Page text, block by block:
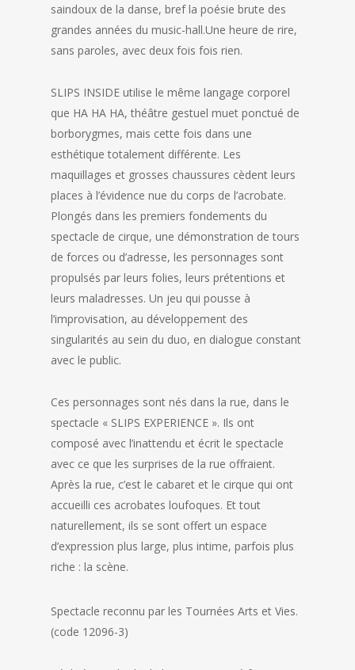
saindoux de la danse, bref la poésie brute des
grandes années du music-hall.Une heure de rire,
sans paroles, avec deux fois fois rien.
SLIPS INSIDE utilise le même langage corporel
que HA HA HA, théâtre gestuel muet ponctué de
borborygmes, mais cette fois dans une
esthétique totalement différente. Les
maquillages et grosses chaussures cèdent leurs
places à l’évidence nue du corps de l’acrobate.
Plongés dans les premiers fondements du
spectacle de cirque, une démonstration de tours
de forces ou d’adresse, les personnages sont
propulsés par leurs folies, leurs prétentions et
leurs maladresses. Un jeu qui pousse à
l’improvisation, au développement des
singularités au sein du duo, en dialogue constant
avec le public.
Ces personnages sont nés dans la rue, dans le
spectacle « SLIPS EXPERIENCE ». Ils ont
composé avec l’inattendu et écrit le spectacle
avec ce que les surprises de la rue offraient.
Après la rue, c’est le cabaret et le cirque qui ont
accueilli ces acrobates loufoques. Et tout
naturellement, ils se sont offert un espace
d’expression plus large, plus intime, parfois plus
riche : la scène.
Spectacle reconnu par les Tournées Arts et Vies.
(code 12096-3)